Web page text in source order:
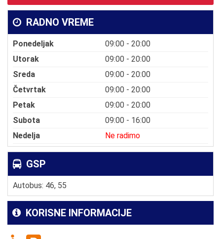
RADNO VREME
Ponedeljak
09:00 - 20:00
Utorak
09:00 - 20:00
Sreda
09:00 - 20:00
Četvrtak
09:00 - 20:00
Petak
09:00 - 20:00
Subota
09:00 - 16:00
Nedelja
Ne radimo
GSP
Autobus: 46, 55
KORISNE INFORMACIJE